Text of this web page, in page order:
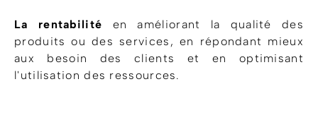
La rentabilité en améliorant la qualité des
produits ou des services, en répondant mieux
aux besoin des clients et en optimisant
l'utilisation des ressources.